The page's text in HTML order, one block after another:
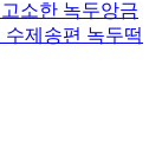
소한 녹두앙금
제송편 녹두떡